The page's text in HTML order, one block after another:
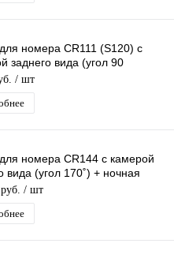
номера CR111 (S120) с
заднего вида (угол 90
/ шт
номера CR144 с камерой
вида (угол 170˚) + ночная
EURO
/ шт